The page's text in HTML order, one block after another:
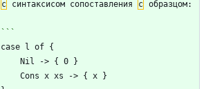
с синтаксисом сопоставления с